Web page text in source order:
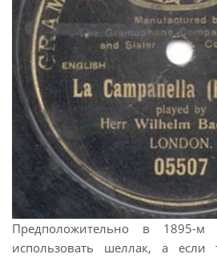
Предположительно в 1895-м
использовать шеллак, а если